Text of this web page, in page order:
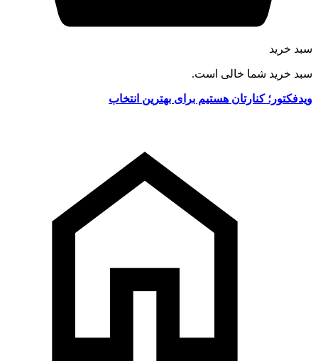
سبد خرید
سبد خرید شما خالی است.
ویدفکتور؛ کنارتان هستیم برای بهترین انتخاب